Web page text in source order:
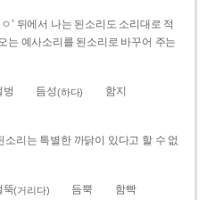
’ 뒤에서 나는 된소리도 소리대로 적
는 예사소리를 된소리로 바꾸어 주는
벙 듬성(하다)
함지
소리는 특별한 까닭이 있다고 할 수 없
뚝(거리다) 듬뿍
함빡